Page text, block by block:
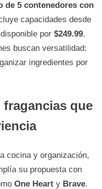
de 5 contenedores con
capacidades desde
por $249.99.
buscan versatilidad:
ingredientes por
fragancias que
cocina y organización,
su propuesta con
One Heart y Brave.